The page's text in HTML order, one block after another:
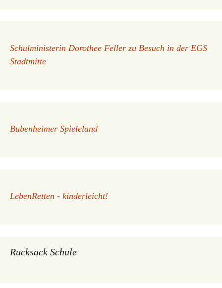
Schulministerin Dorothee Feller zu Besuch in der EGS
Stadtmitte
Bubenheimer Spieleland
LebenRetten - kinderleicht!
Rucksack Schule